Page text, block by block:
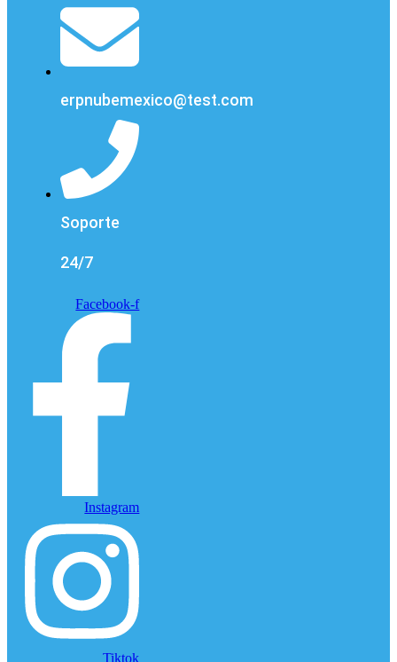
erpnubemexico@test.com
Soporte
24/7
Facebook-f
Instagram
Tiktok